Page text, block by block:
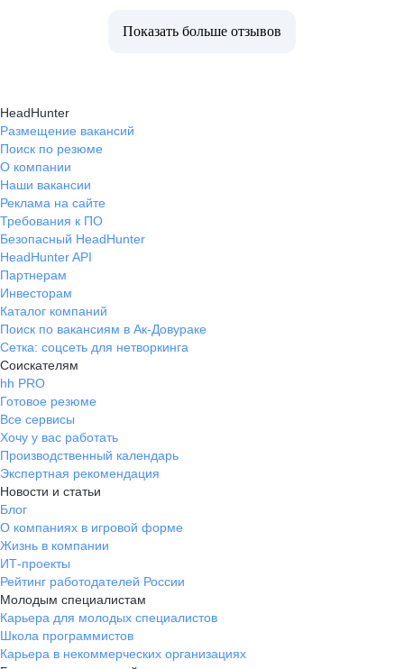
Показать больше отзывов
HeadHunter
Размещение вакансий
Поиск по резюме
О компании
Наши вакансии
Реклама на сайте
Требования к ПО
Безопасный HeadHunter
HeadHunter API
Партнерам
Инвесторам
Каталог компаний
Поиск по вакансиям в Ак-Довураке
Сетка: соцсеть для нетворкинга
Соискателям
hh PRO
Готовое резюме
Все сервисы
Хочу у вас работать
Производственный календарь
Экспертная рекомендация
Новости и статьи
Блог
О компаниях в игровой форме
Жизнь в компании
ИТ-проекты
Рейтинг работодателей России
Молодым специалистам
Карьера для молодых специалистов
Школа программистов
Карьера в некоммерческих организациях